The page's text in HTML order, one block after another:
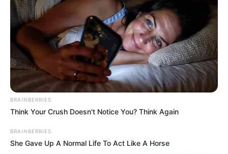
BRAINBERRIES
Think Your Crush Doesn't Notice You? Think Again
BRAINBERRIES
She Gave Up A Normal Life To Act Like A Horse